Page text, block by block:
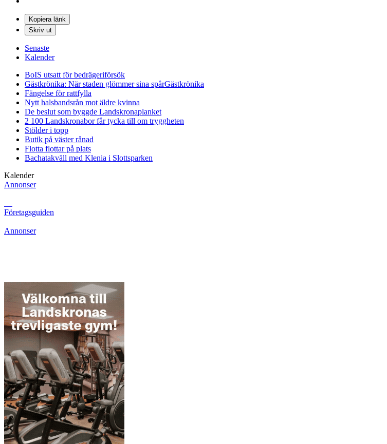
Kopiera länk
Skriv ut
Senaste
Kalender
BoIS utsatt för bedrägeriförsök
Gästkrönika: När staden glömmer sina spårGästkrönika
Fängelse för rattfylla
Nytt halsbandsrån mot äldre kvinna
De beslut som byggde Landskronaplanket
2 100 Landskronabor får tycka till om tryggheten
Stölder i topp
Butik på väster rånad
Flotta flottar på plats
Bachatakväll med Klenia i Slottsparken
Kalender
Annonser
Företagsguiden
Annonser